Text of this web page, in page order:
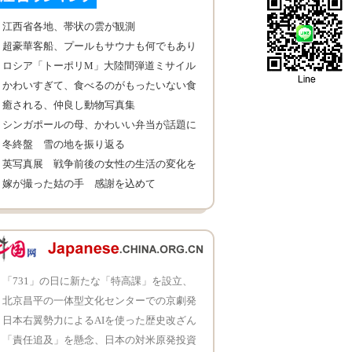
江西省各地、帯状の雲が観測
超豪華客船、プールもサウナも何でもあり
ロシア「トーポリM」大陸間弾道ミサイル
の秘密
かわいすぎて、食べるのがもったいない食
べ物
癒される、仲良し動物写真集
シンガポールの母、かわいい弁当が話題に
冬終盤 雪の地を振り返る
英写真展 戦争前後の女性の生活の変化を
展示
嫁が撮った姑の手 感謝を込めて